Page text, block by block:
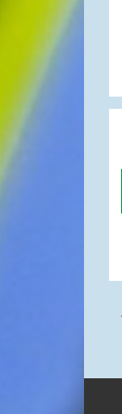
的。
年冬
天如
成會
夫而
雷的
；七
較早